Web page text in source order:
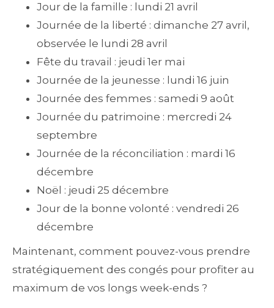
Jour de la famille : lundi 21 avril
Journée de la liberté : dimanche 27 avril,
observée le lundi 28 avril
Fête du travail : jeudi 1er mai
Journée de la jeunesse : lundi 16 juin
Journée des femmes : samedi 9 août
Journée du patrimoine : mercredi 24
septembre
Journée de la réconciliation : mardi 16
décembre
Noël : jeudi 25 décembre
Jour de la bonne volonté : vendredi 26
décembre
Maintenant, comment pouvez-vous prendre
stratégiquement des congés pour profiter au
maximum de vos longs week-ends ?